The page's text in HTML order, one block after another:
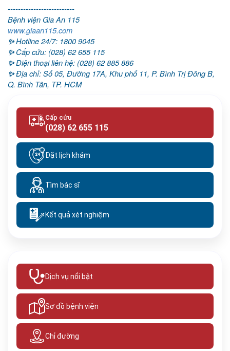
--------------------------
Bệnh viện Gia An 115
www.giaan115.com
✨Hotline 24/7: 1800 9045
✨ Cấp cứu: (028) 62 655 115
✨Điện thoại liên hệ: (028) 62 885 886
✨Địa chỉ:Số 05, Đường 17A, Khu phố 11, P. Bình Trị Đông B,
Q. Bình Tân, TP. HCM
Cấp cứu
(028) 62 655 115
Đặt lịch khám
Tìm bác sĩ
Kết quả xét nghiệm
Dịch vụ nổi bật
Sơ đồ bệnh viện
Chỉ đường